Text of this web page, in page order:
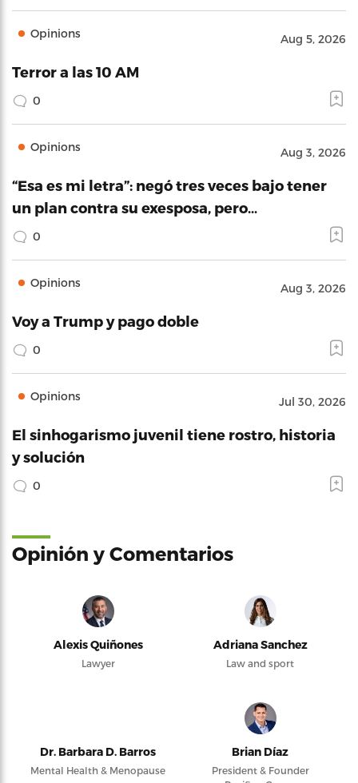
Opinions Aug 5, 2026
Terror a las 10 AM
0
Opinions Aug 3, 2026
“Esa es mi letra”: negó tres veces bajo tener
un plan contra su exesposa, pero…
0
Opinions Aug 3, 2026
Voy a Trump y pago doble
0
Opinions Jul 30, 2026
El sinhogarismo juvenil tiene rostro, historia
y solución
0
Opinión y Comentarios
Alexis Quiñones
Lawyer
Adriana Sanchez
Law and sport
Dr. Barbara D. Barros
Mental Health & Menopause
Brian Díaz
President & Founder